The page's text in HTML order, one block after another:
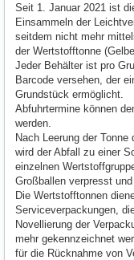
Seit 1. Januar 2021 ist
Einsammeln der
seitdem nicht mehr
der Wertstofftonne
Jeder Behälter ist pro
Barcode versehen, der
Grundstück ermöglicht.
Abfuhrtermine können
werden.
Nach Leerung der
wird der Abfall zu einer
einzelnen
Großballen verpresst
Die Wertstofftonnen
Serviceverpackungen,
Novellierung der
mehr gekennzeichnet
für die Rücknahme von